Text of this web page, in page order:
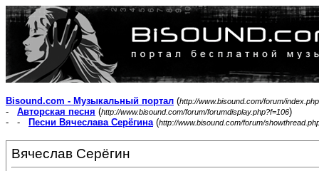
Bisound.com - Музыкальный портал (http://www.bisound.com/forum/index.php
- Авторская песня (http://www.bisound.com/forum/forumdisplay.php?f=106)
- -
Песни Вячеслава Серёгина(http://www.bisound.com/forum/
Вячеслав Серёгин